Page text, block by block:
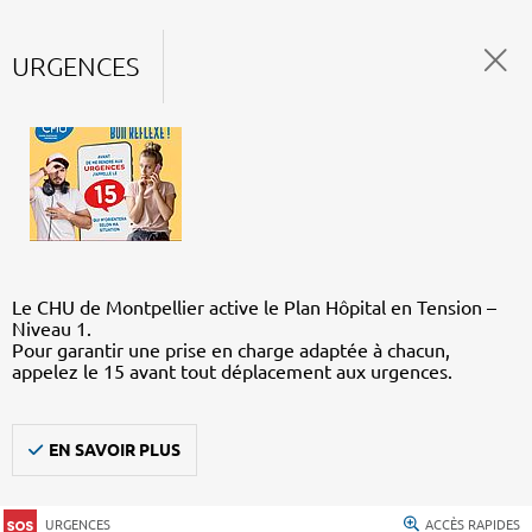
URGENCES
Le CHU de Montpellier active le Plan Hôpital en Tension –
Niveau 1.
Pour garantir une prise en charge adaptée à chacun,
appelez le 15 avant tout déplacement aux urgences.
EN SAVOIR PLUS
URGENCES ACCÈS RAPIDES